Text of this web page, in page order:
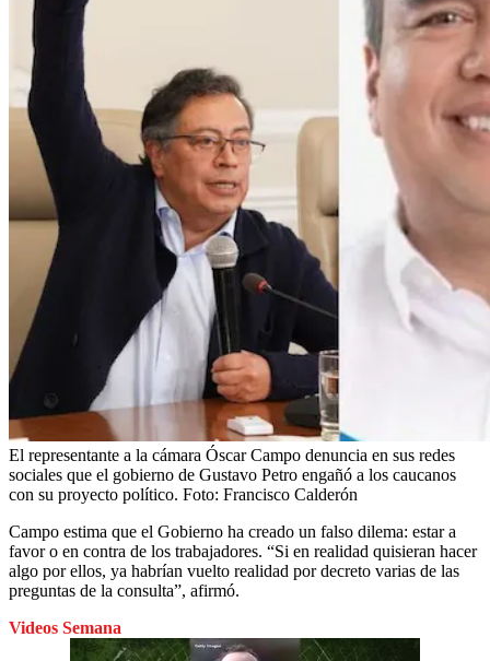
El representante a la cámara Óscar Campo denuncia en sus redes
sociales que el gobierno de Gustavo Petro engañó a los caucanos
con su proyecto político. Foto: Francisco Calderón
Campo estima que el Gobierno ha creado un falso dilema: estar a
favor o en contra de los trabajadores. “Si en realidad quisieran hacer
algo por ellos, ya habrían vuelto realidad por decreto varias de las
preguntas de la consulta”, afirmó.
Videos Semana